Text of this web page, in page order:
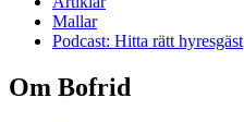
Mallar
Podcast: Hitta rätt hyresgäst
Om Bofrid